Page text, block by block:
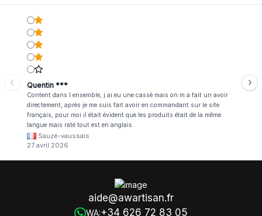
Quentin ***
Content dans l ensemble, j ai eu une cassé mais on m a fait un avoir
directement, après je me suis fait avoir en commandant sur le site
français, pour moi il était évident que les produits était de la même
langue mais raté tout est en anglais.
Sauzé-vaussais
27 avril 2026
aide@awartisan.fr
WA:+34 626 72 83 05